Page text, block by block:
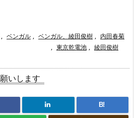
, ベンガル , ベンガル、綾田俊樹 , 内田春菊
, 東京乾電池 , 綾田俊樹
いします
B!